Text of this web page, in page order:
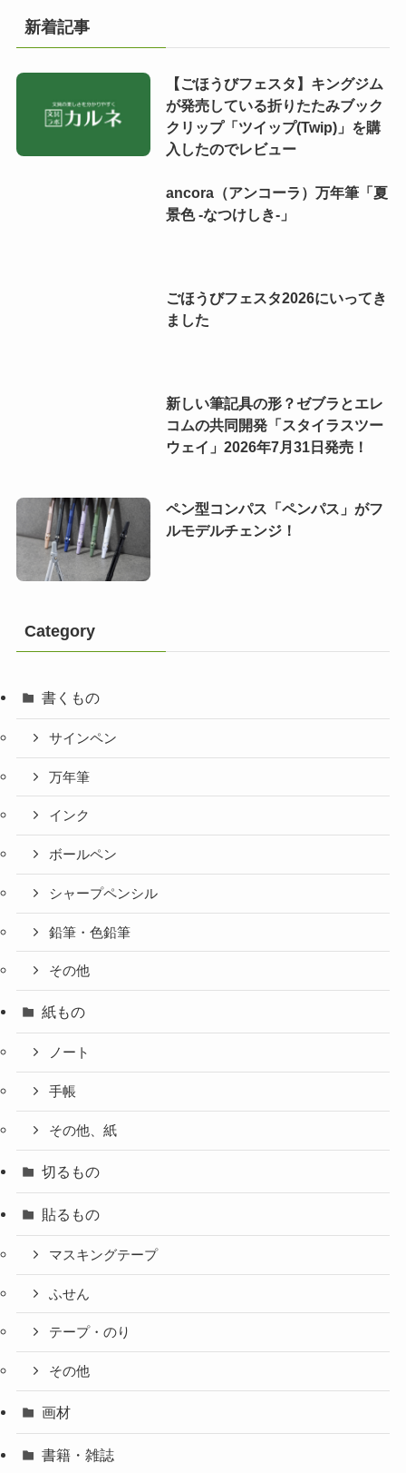
新着記事
【ごほうびフェスタ】キングジム
が発売している折りたたみブック
クリップ「ツイップ(Twip)」を購
入したのでレビュー
ancora（アンコーラ）万年筆「夏
景色 -なつけしき-」
ごほうびフェスタ2026にいってき
ました
新しい筆記具の形？ゼブラとエレ
コムの共同開発「スタイラスツー
ウェイ」2026年7月31日発売！
ペン型コンパス「ペンパス」がフ
ルモデルチェンジ！
Category
書くもの
サインペン
万年筆
インク
ボールペン
シャープペンシル
鉛筆・色鉛筆
その他
紙もの
ノート
手帳
その他、紙
切るもの
貼るもの
マスキングテープ
ふせん
テープ・のり
その他
画材
書籍・雑誌